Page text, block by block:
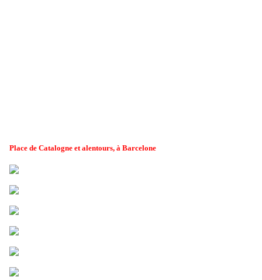
Place de Catalogne et alentours, à Barcelone